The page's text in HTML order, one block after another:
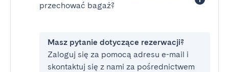
przechować bagaż?
Masz pytanie dotyczące rezerwacji?
Zaloguj się za pomocą adresu e-mail i
skontaktuj się z nami za pośrednictwem